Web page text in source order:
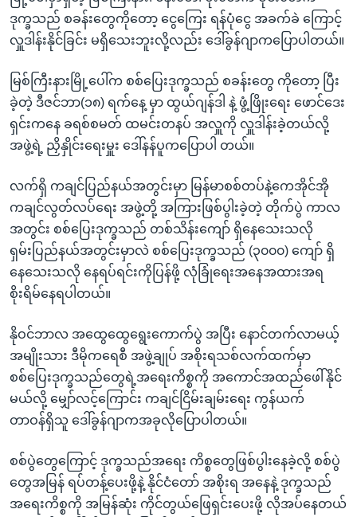
ဒုက္ခသည် စခန်းတွေကိုတော့ ငွေကြေး ရန်ပုံငွေ အခက်ခဲ ကြောင့်
လှူဒါန်းနိုင်ခြင်း မရှိသေးဘူးလို့လည်း ဒေါ်ခွန်ဂျာကပြောပါတယ်။
မြစ်ကြီးနားမြို့ပေါ်က စစ်ပြေးဒုက္ခသည် စခန်းတွေ ကိုတော့ ပြီး
ခဲ့တဲ့ ဒီဇင်ဘာ(၁၈) ရက်နေ့ မှာ ထွယ်ဂျန်ဒါ နဲ့ ဖွံ့ဖြိုးရေး ဖောင်ဒေး
ရှင်းကနေ ခရစ်စမတ် ထမင်းတနပ် အလှူကို လှူဒါန်းခဲ့တယ်လို့
အဖွဲ့ရဲ့ ညှိနှိုင်းရေးမှူး ဒေါ်နန်ပူကပြောပါ တယ်။
လက်ရှိ ကချင်ပြည်နယ်အတွင်းမှာ မြန်မာစစ်တပ်နဲ့ကေအိုင်အို
ကချင်လွတ်လပ်ရေး အဖွဲ့တို့ အကြားဖြစ်ပွါးခဲ့တဲ့ တိုက်ပွဲ ကာလ
အတွင်း စစ်ပြေးဒုက္ခသည် တစ်သိန်းကျော် ရှိနေသေးသလို
ရှမ်းပြည်နယ်အတွင်းမှာလဲ စစ်ပြေးဒုက္ခသည် (၃၀၀၀) ကျော် ရှိ
နေသေးသလို နေရပ်ရင်းကိုပြန်ဖို့ လုံခြုံရေးအနေအထားအရ
စိုးရိမ်နေရပါတယ်။
နိုဝင်ဘာလ အထွေထွေရွေးကောက်ပွဲ အပြီး နောင်တက်လာမယ့်
အမျိုးသား ဒီမိုကရေစီ အဖွဲ့ချုပ် အစိုးရသစ်လက်ထက်မှာ
စစ်ပြေးဒုက္ခသည်တွေရဲ့အရေးကိစ္စကို အကောင်အထည်ဖေါ်နိုင်
မယ်လို့ မျှော်လင့်ကြောင်း ကချင်ငြိမ်းချမ်းရေး ကွန်ယက်
တာဝန်ရှိသူ ဒေါ်ခွန်ဂျာကအခုလိုပြောပါတယ်။
စစ်ပွဲတွေကြောင့် ဒုက္ခသည်အရေး ကိစ္စတွေဖြစ်ပွါးနေခဲ့လို့ စစ်ပွဲ
တွေအမြန် ရပ်တန့်ပေးဖို့နဲ့ နိုင်ငံတော် အစိုးရ အနေနဲ့ ဒုက္ခသည်
အရေးကိစ္စကို အမြန်ဆုံး ကိုင်တွယ်ဖြေရှင်းပေးဖို့ လိုအပ်နေတယ်